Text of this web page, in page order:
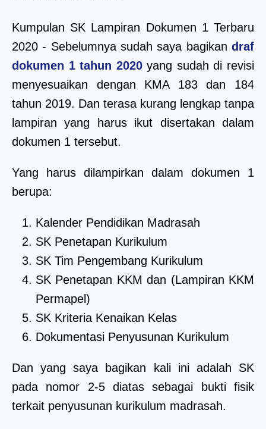
Kumpulan SK Lampiran Dokumen 1 Terbaru
2020 - Sebelumnya sudah saya bagikan draf
dokumen 1 tahun 2020yang sudah di revisi
menyesuaikan dengan KMA 183 dan 184
tahun 2019. Dan terasa kurang lengkap tanpa
lampiran yang harus ikut disertakan dalam
dokumen 1 tersebut.
Yang harus dilampirkan dalam dokumen 1
berupa:
Kalender Pendidikan Madrasah
SK Penetapan Kurikulum
SK Tim Pengembang Kurikulum
SK Penetapan KKM dan (Lampiran KKM
Permapel)
SK Kriteria Kenaikan Kelas
Dokumentasi Penyusunan Kurikulum
Dan yang saya bagikan kali ini adalah SK
pada nomor 2-5 diatas sebagai bukti fisik
terkait penyusunan kurikulum madrasah.